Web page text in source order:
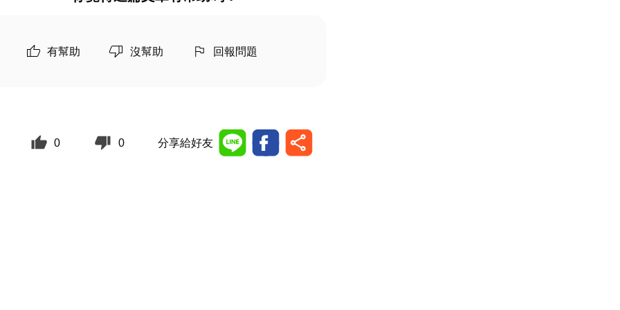
有幫助 沒幫助 回報問題
0 0 分享給好友